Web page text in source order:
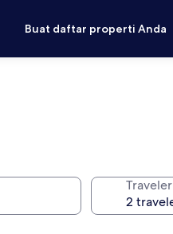
Buat daftar properti Anda
Traveler